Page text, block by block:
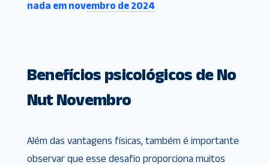
nada em novembro de 2024
Benefícios psicológicos de No
Nut Novembro
Além das vantagens físicas, também é importante
observar que esse desafio proporciona muitos